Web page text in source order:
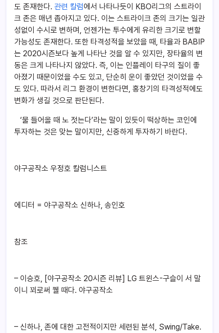
도 존재한다. 관련 칼럼에서 나타나듯이 KBO리그의 스트라이
크 존은 매년 좁아지고 있다. 이는 스트라이크 존의 크기는 일관
성없이 수시로 변하며, 언젠가는 투수에게 유리한 크기로 변할
가능성도 존재한다. 또한 타격성적을 보았을 때, 타율과 BABIP
는 2020시즌보다 높게 나타난 것을 알 수 있지만, 장타율의 변
동은 크게 나타나지 않았다. 즉, 이는 인플레이 타구의 질이 좋
아졌기 때문이었을 수도 있고, 단순히 운이 좋았던 것이었을 수
도 있다. 따라서 리그 환경이 변한다면, 홍창기의 타격성적에도
변화가 생길 것으로 판단된다.
‘물 들어올 때 노 젓는다’라는 말이 있듯이 떡상하는 코인에
투자하는 것은 맞는 말이지만, 신중하게 투자하기 바란다.
야구공작소 우정호 칼럼니스트
에디터 = 야구공작소 신하나, 송인호
참조
– 이승호, [야구공작소 20시즌 리뷰] LG 트윈스-구슬이 서 말
이니 꾀로써 꿸 때다. 야구공작소
– 신하나, 존에 대한 고전적이지만 세련된 분석, Swing/Take.